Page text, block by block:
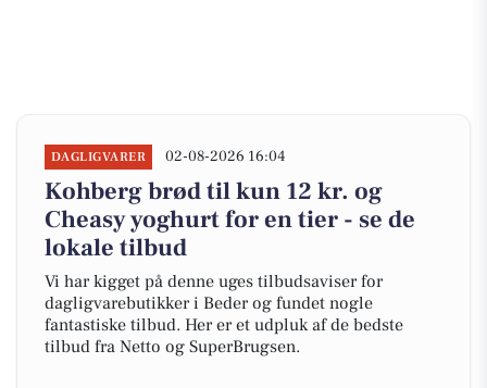
DAGLIGVARER 02-08-2026 16:04
Kohberg brød til kun 12 kr. og
Cheasy yoghurt for en tier - se de
lokale tilbud
Vi har kigget på denne uges tilbudsaviser for
dagligvarebutikker i Beder og fundet nogle
fantastiske tilbud. Her er et udpluk af de bedste
tilbud fra Netto og SuperBrugsen.